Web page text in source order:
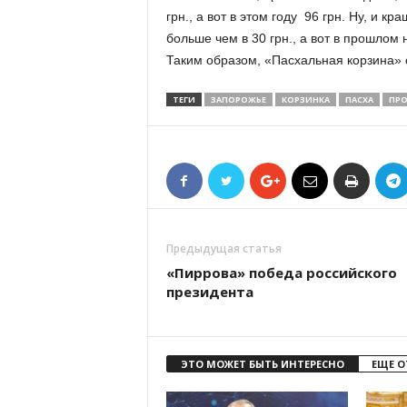
грн., а вот в этом году ­ 96 грн. Ну, и
больше чем в 30 грн., а вот в прошлом
Таким образом, «Пасхальная
ТЕГИ ЗАПОРОЖЬЕ КОРЗИНКА ПАСХА
Предыдущая статья
«Пиррова» победа российского
президента
ЭТО МОЖЕТ БЫТЬ ИНТЕРЕСНО ЕЩЕ